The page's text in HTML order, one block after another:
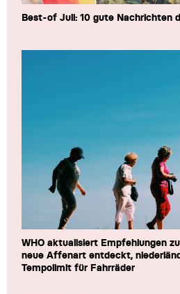
Best-of Juli: 10 gute Nachrichten
WHO aktualisiert Empfehlungen
neue Affenart entdeckt,
Tempolimit für Fahrräder